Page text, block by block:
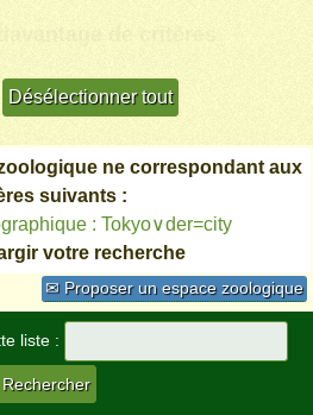
ne correspondant aux
suivants :
: Tokyo∨der=city
votre recherche
✉ Proposer un espace zoologique
liste :